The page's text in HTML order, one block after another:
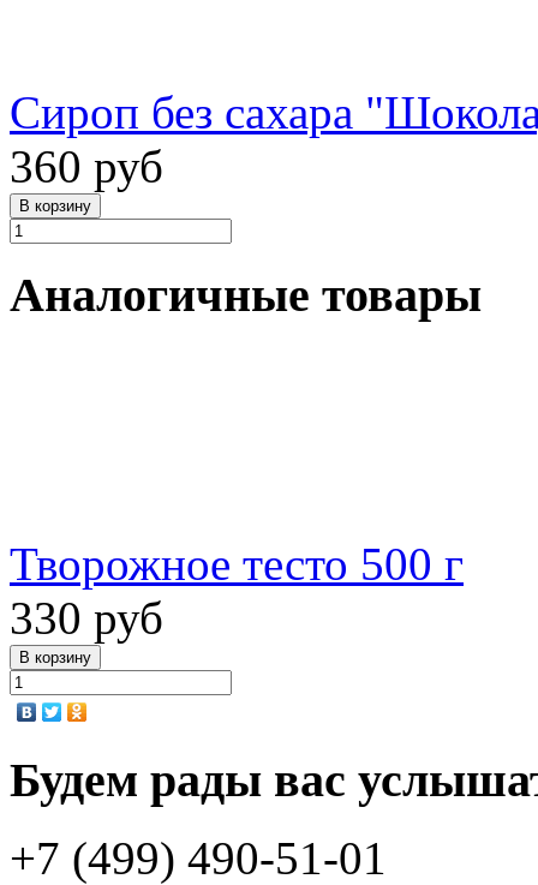
Сироп без сахара
360 руб
Аналогичные товары
Творожное тесто 500 г
330 руб
Будем рады вас
+7 (499) 490-51-01